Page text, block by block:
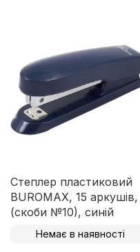
Степлер пластиковий
BUROMAX, 15 аркушів,
(скоби №10), синій
Немає в наявності